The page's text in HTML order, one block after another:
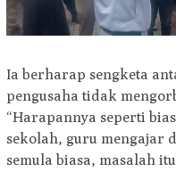
Ia berharap sengketa
pengusaha tidak
“Harapannya seperti
sekolah, guru mengajar
semula biasa, masalah